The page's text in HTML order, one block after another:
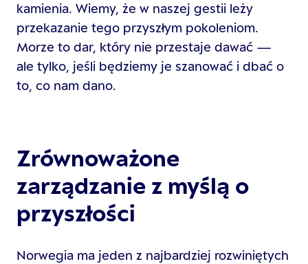
kamienia. Wiemy, że w naszej gestii leży
przekazanie tego przyszłym pokoleniom.
Morze to dar, który nie przestaje dawać —
ale tylko, jeśli będziemy je szanować i dbać o
to, co nam dano.
Zrównoważone
zarządzanie z myślą o
przyszłości
Norwegia ma jeden z najbardziej rozwiniętych